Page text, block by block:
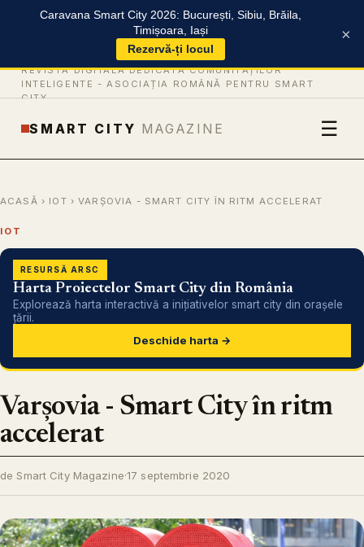
Caravana Smart City 2026: București, Sibiu, Brăila,
Timișoara, Iași
Rezervă-ți locul
×
REVISTĂ DIGITALĂ DEDICATĂ COMUNITĂȚILOR
INTELIGENTE - ASOCIAȚIA ROMÂNĂ PENTRU SMART
CITY
SMART CITY MAGAZINE ☰
ACASĂ › IOT › VARȘOVIA - SMART CITY ÎN RITM ACCELERAT
IOT
RESURSĂ ARSC
Harta Proiectelor Smart City din România
Explorează harta interactivă a inițiativelor smart city din orașele
țării.
Deschide harta →
Varșovia - Smart City în ritm
accelerat
de Smart City Magazine·17 septembrie 2020